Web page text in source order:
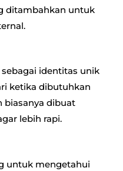
ditambahkan untuk
identitas unik
ketika dibutuhkan
biasanya dibuat
lebih rapi.
untuk mengetahui